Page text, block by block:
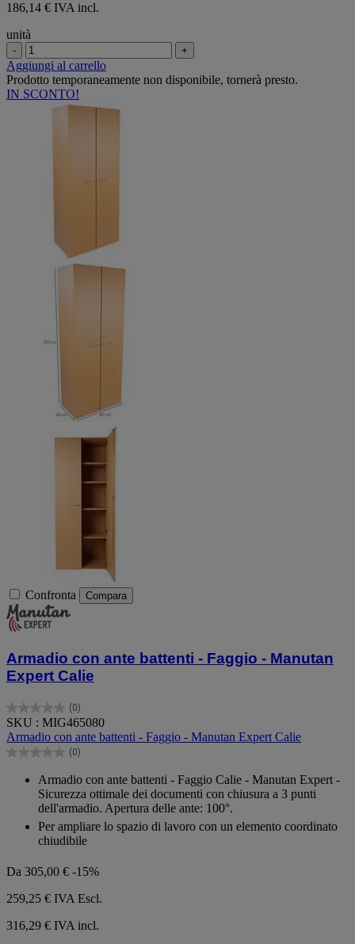
186,14 € IVA incl.
unità
- +
Aggiungi al carrello
Prodotto temporaneamente non disponibile, tornerà presto.
IN SCONTO!
Confronta Compara
Armadio con ante battenti - Faggio - Manutan
Expert Calie
(0)
0.0
su
5
stelle.
SKU : MIG465080
Armadio con ante battenti - Faggio - Manutan Expert Calie
(0)
0.0
Armadio con ante battenti - Faggio Calie - Manutan Expert -
Sicurezza ottimale dei documenti con chiusura a 3 punti
dell'armadio. Apertura delle ante: 100°.
Per ampliare lo spazio di lavoro con un elemento coordinato
chiudibile
Da 305,00 € -15%
259,25 € IVA Escl.
316,29 € IVA incl.